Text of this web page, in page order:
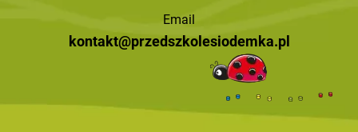
Email
kontakt@przedszkolesiodemka.pl